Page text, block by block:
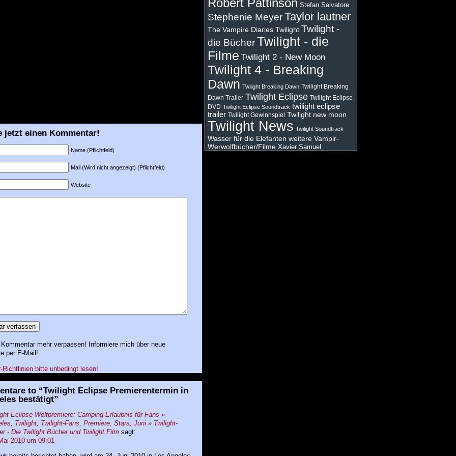
jetzt einen Kommentar!
Name (Pflichtfeld)
Mail (Wird nicht angezeigt) (Pflichtfeld)
Website
Kommentar mehr verpassen! Informiere mich über neue
per E-Mail!
Richtlinien bitte unbedingt lesen!
to “Twilight Eclipse Premierentermin in
bestätigt”
Eclipse Weltpremiere: Camping-Erlaubnis für Fans »
Twilight, Twilight-Fans, Premiere, Stars, Juni » Twilight-
- Die Twilight Bücher und Twilight Film sagt:
2010 um 09:01
Robert Pattinson Stefan Salvatore
Stephenie Meyer Taylor lautner
The Vampire Diaries Twilight Twilight -
die Bücher Twilight - die
Filme Twilight 2 - New Moon
Twilight 4 - Breaking
Dawn Twilight Breaking Dawn Twilight Breaking
Dawn Trailer Twilight Eclipse Twilight Eclipse
DVD Twilight Eclipse Soundtrack twilight eclipse
trailer Twilight Gewinnspiel Twilight new moon
Twilight News Twilight Soundtrack
Wasser für die Elefanten weitere Vampir-
Werwolfbücher/Filme Xavier Samuel